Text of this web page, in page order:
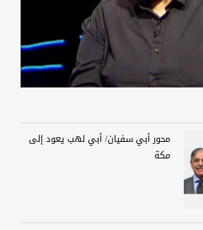
محور أبي سفيان/ أبي لهب يعود إلى
مكة